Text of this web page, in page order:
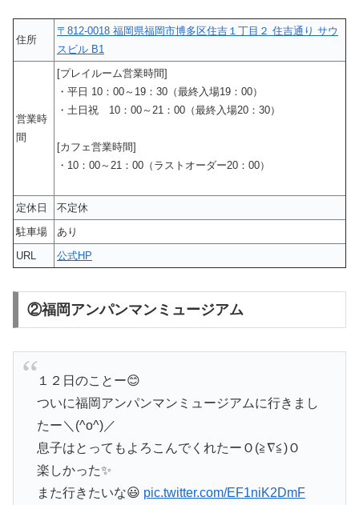
住所
〒812-0018 福岡県福岡市博多区住吉１丁目２ 住吉通り サウ
スビル B1
営業時
間
[プレイルーム営業時間]
・平日 10：00～19：30（最終入場19：00）
・土日祝 10：00～21：00（最終入場20：30）
[カフェ営業時間]
・10：00～21：00（ラストオーダー20：00）
定休日
不定休
駐車場
あり
URL
公式HP
②福岡アンパンマンミュージアム
１２日のことー😊
ついに福岡アンパンマンミュージアムに行きまし
たー＼(^o^)／
息子はとってもよろこんでくれたーＯ(≧∇≦)Ｏ
楽しかった✨
また行きたいな😃 pic.twitter.com/EF1niK2DmF